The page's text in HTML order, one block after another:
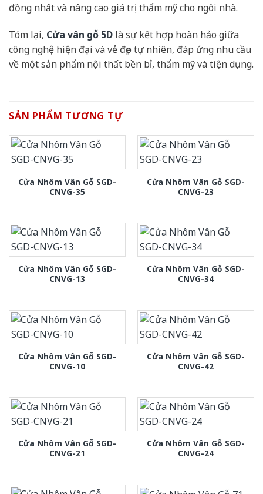
đồng nhất và nâng cao giá trị thẩm mỹ cho ngôi nhà.
Tóm lại, Cửa vân gỗ 5D là sự kết hợp hoàn hảo giữa
công nghệ hiện đại và vẻ đẹp tự nhiên, đáp ứng nhu cầu
về một sản phẩm nội thất bền bỉ, thẩm mỹ và tiện dụng.
SẢN PHẨM TƯƠNG TỰ
Cửa Nhôm Vân Gỗ SGD-
CNVG-35
Cửa Nhôm Vân Gỗ SGD-
CNVG-23
Cửa Nhôm Vân Gỗ SGD-
CNVG-13
Cửa Nhôm Vân Gỗ SGD-
CNVG-34
Cửa Nhôm Vân Gỗ SGD-
CNVG-10
Cửa Nhôm Vân Gỗ SGD-
CNVG-42
Cửa Nhôm Vân Gỗ SGD-
CNVG-21
Cửa Nhôm Vân Gỗ SGD-
CNVG-24